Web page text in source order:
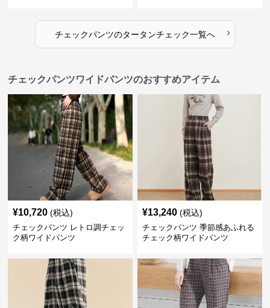
チェックパンツのタータンチェック一覧へ ›
チェックパンツワイドパンツのおすすめアイテム
¥10,720 (税込)
チェックパンツ レトロ調チェッ
ク柄ワイドパンツ
¥13,240 (税込)
チェックパンツ 季節感あふれる
チェック柄ワイドパンツ